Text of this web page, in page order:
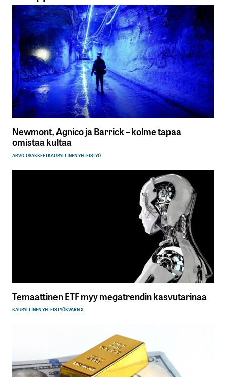
Newmont, Agnico ja Barrick – kolme tapaa
omistaa kultaa
ARVO-OSAKKEETKAUPALLINEN YHTEISTYÖ
Temaattinen ETF myy megatrendin kasvutarinaa
KAUPALLINEN YHTEISTYÖKVARN X